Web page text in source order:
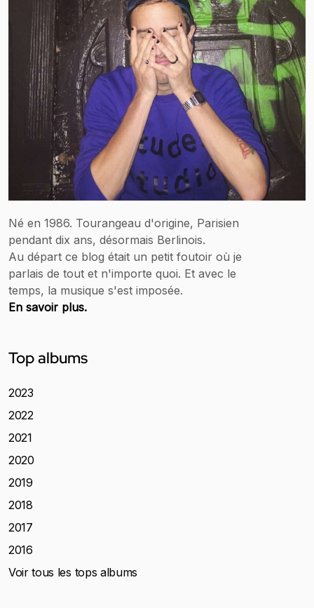
Né en 1986. Tourangeau d'origine, Parisien
pendant dix ans, désormais Berlinois.
Au départ ce blog était un petit foutoir où je
parlais de tout et n'importe quoi. Et avec le
temps, la musique s'est imposée.
En savoir plus.
Top albums
2023
2022
2021
2020
2019
2018
2017
2016
Voir tous les tops albums